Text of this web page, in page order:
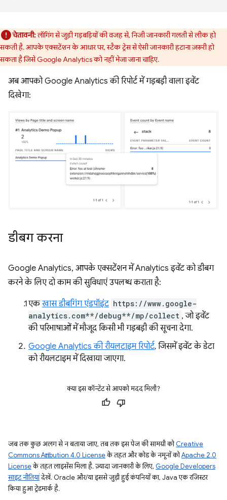
चेतावनी:लॉगिंग से जुड़ी गड़बड़ियों की वजह से, निजी जानकारी गलती से लीक हो
सकती है. आपके एक्सटेंशन के आधार पर, स्टैक ट्रेस से ऐसी जानकारी हटाना ज़रूरी हो
सकता है जिसे Google Analytics को नहीं भेजा जाना चाहिए.
अब आपको Google Analytics की रिपोर्ट में गड़बड़ी वाला इवेंट
दिखेगा:
डीबग करना
Google Analytics, आपके एक्सटेंशन में Analytics इवेंट को डीबग
करने के लिए दो काम की सुविधाएं उपलब्ध कराता है:
एकखास डीबगिंग एंडपॉइंट https://www.google-
analytics.com**/debug**/mp/collect , जो इवेंट
की परिभाषाओं में मौजूद किसी भी गड़बड़ी की सूचना देगा.
Google Analytics की रीयलटाइम रिपोर्ट, जिसमें इवेंट के डेटा
को रीयलटाइम में दिखाया जाएगा.
क्या इस कॉन्टेंट से आपको मदद मिली?
जब तक कुछ अलग से न बताया जाए, तब तक इस पेज की सामग्री कोCreative
Commons Attribution 4.0 Licenseके तहत और कोड के नमूनों कोApache 2.0
Licenseके तहत लाइसेंस मिला है. ज़्यादा जानकारी के लिए, Google Developers
साइट नीतियांदेखें. Oracle और/या इससे जुड़ी हुई कंपनियों का, Java एक रजिस्टर
किया हुआ ट्रेडमार्क है.